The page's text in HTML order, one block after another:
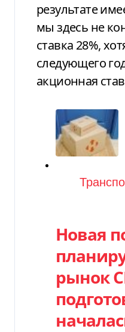
результате
мы здесь не
ставка 28%,
следующего
акционная
Категория
Новая
рынок